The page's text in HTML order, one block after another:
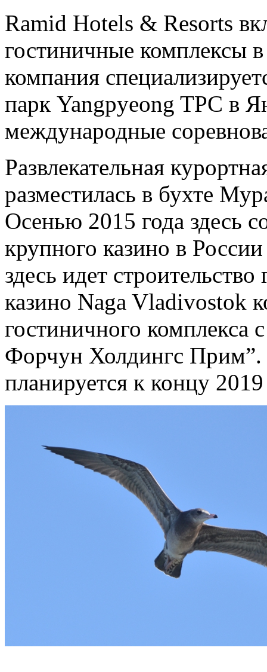
Ramid Hotels & Resorts
гостиничные комплексы
компания
парк Yangpyeong TPC в
международные
Развлекательная
разместилась в бухте
Осенью 2015 года здесь
крупного казино в
здесь идет
казино Naga Vladivostok
гостиничного
Форчун Холдингс Прим”.
планируется к концу 2019